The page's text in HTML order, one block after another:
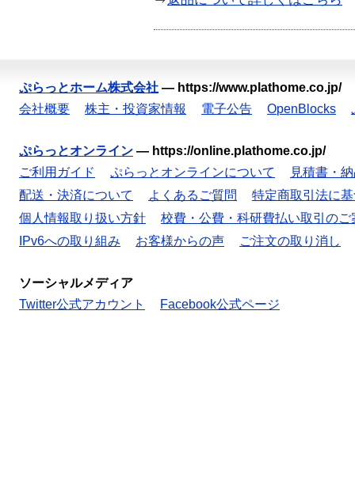
ぷらっとホーム株式会社 — https://www.plathome.co.jp/
会社概要
株主・投資家情報 電子公告 OpenBlocks
ぷらっとオンライン — https://online.plathome.co.jp/
ご利用ガイド
ぷらっとオンラインについて
見積書・
配送・決済について
よくあるご質問
特定商取引法に
個人情報取り扱い方針
校費・公費・科研費払い取引のご
IPv6への取り組み
お客様からの声 ご注文の取り消し
ソーシャルメディア
Twitter公式アカウント
Facebook公式ページ